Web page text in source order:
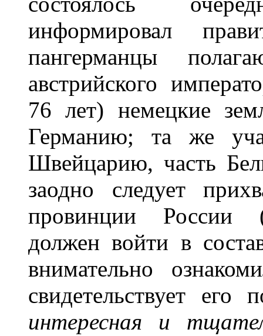
информировал
пангерманцы
австрийского
76 лет) немецкие
Германию; та же
Швейцарию, часть
заодно следует
провинции России
должен войти в
внимательно
свидетельствует его
интересная и